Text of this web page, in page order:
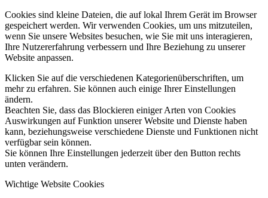
Cookies sind kleine Dateien, die auf lokal Ihrem Gerät im Browser
gespeichert werden. Wir verwenden Cookies, um uns mitzuteilen,
wenn Sie unsere Websites besuchen, wie Sie mit uns interagieren,
Ihre Nutzererfahrung verbessern und Ihre Beziehung zu unserer
Website anpassen.
Klicken Sie auf die verschiedenen Kategorienüberschriften, um
mehr zu erfahren. Sie können auch einige Ihrer Einstellungen
ändern.
Beachten Sie, dass das Blockieren einiger Arten von Cookies
Auswirkungen auf Funktion unserer Website und Dienste haben
kann, beziehungsweise verschiedene Dienste und Funktionen nicht
verfügbar sein können.
Sie können Ihre Einstellungen jederzeit über den Button rechts
unten verändern.
Wichtige Website Cookies